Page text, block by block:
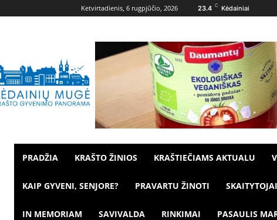
Ketvirtadienis, 6 rugpjūčio, 2026 23.4 C Kėdainiai
PRADŽIA KRAŠTO ŽINIOS KRAŠTIEČIAMS AKTUALU
KAIP GYVENI, SENJORE? PRAVARTU ŽINOTI
IN MEMORIAM SAVIVALDA RINKIMAI PASAULIS